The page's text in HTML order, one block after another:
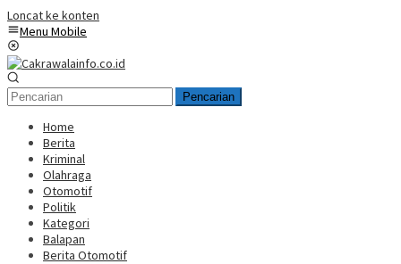
Loncat ke konten
Menu Mobile
Pencarian
Home
Berita
Kriminal
Olahraga
Otomotif
Politik
Kategori
Balapan
Berita Otomotif